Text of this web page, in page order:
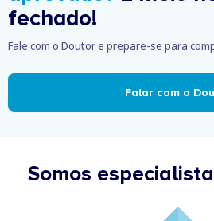
fechado!
Fale com o Doutor e prepare-se para
Falar com o
Somos